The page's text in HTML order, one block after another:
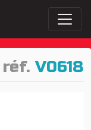
V0618